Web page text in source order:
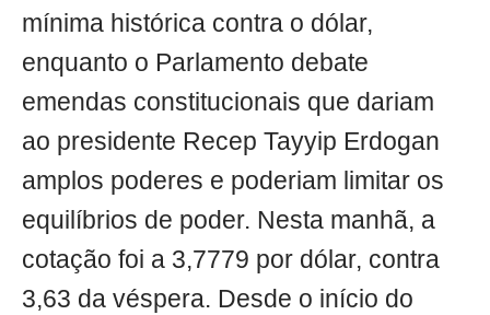
mínima histórica contra o dólar,
enquanto o Parlamento debate
emendas constitucionais que dariam
ao presidente Recep Tayyip Erdogan
amplos poderes e poderiam limitar os
equilíbrios de poder. Nesta manhã, a
cotação foi a 3,7779 por dólar, contra
3,63 da véspera. Desde o início do